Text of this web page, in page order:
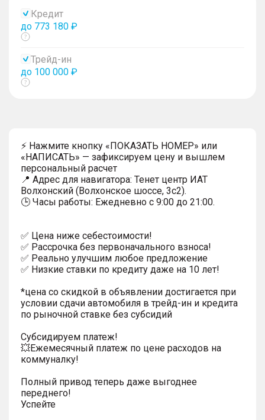
Кредит
до 773 180 ₽
Показать
Трейд-ин
до 100 000 ₽
Показать
⚡ Нажмите кнопку «ПОКАЗАТЬ НОМЕР» или
«НАПИСАТЬ» — зафиксируем цену и вышлем
персональный расчет
📍 Адрес для навигатора: Тенет центр ИАТ
Волхонский (Волхонское шоссе, 3с2).
🕒 Часы работы: Ежедневно с 9:00 до 21:00.
✅ Цена ниже себестоимости!
✅ Рассрочка без первоначального взноса!
✅ Реально улучшим любое предложение
✅ Низкие ставки по кредиту даже на 10 лет!
*цена со скидкой в объявлении достигается при
условии сдачи автомобиля в трейд-ин и кредита
по рыночной ставке без субсидий
Субсидируем платеж!
💥Ежемесячный платеж по цене расходов на
коммуналку!
Полный привод теперь даже выгоднее
переднего!
Успейте